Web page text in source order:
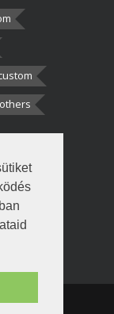
fél autót,
volt
jogok